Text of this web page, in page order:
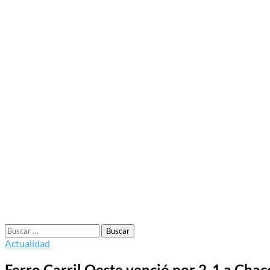
Buscar:
Actualidad